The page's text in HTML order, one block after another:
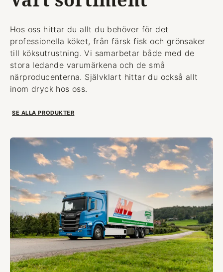
Hos oss hittar du allt du behöver för det
professionella köket, från färsk fisk och grönsaker
till köksutrustning. Vi samarbetar både med de
stora ledande varumärkena och de små
närproducenterna. Självklart hittar du också allt
inom dryck hos oss.
SE ALLA PRODUKTER